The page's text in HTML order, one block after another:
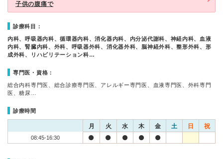
子供の腹痛で
診療科目：
内科、呼吸器内科、循環器内科、消化器内科、内分泌代謝科、神経内科、血液
内科、腎臓内科、外科、呼吸器外科、消化器外科、脳神経外科、整形外科、形
成外科、リハビリテーション科…
専門医・資格：
総合内科専門医、総合診療専門医、アレルギー専門医、血液専門医、外科専門
医、糖尿…
診療時間
月 火 水 木 金 土 日 祝
08:45-16:30